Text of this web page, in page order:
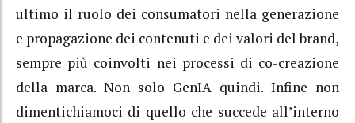
ultimo il ruolo dei consumatori nella generazione
e propagazione dei contenuti e dei valori del brand,
sempre più coinvolti nei processi di co-creazione
della marca. Non solo GenIA quindi. Infine non
dimentichiamoci di quello che succede all’interno